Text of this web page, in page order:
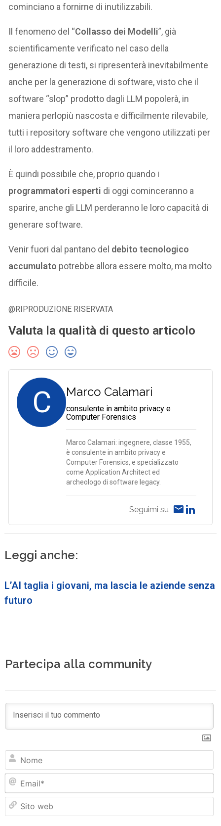
cominciano a fornirne di inutilizzabili.
Il fenomeno del “Collasso dei Modelli”, già
scientificamente verificato nel caso della
generazione di testi, si ripresenterà inevitabilmente
anche per la generazione di software, visto che il
software “slop” prodotto dagli LLM popolerà, in
maniera perlopiù nascosta e difficilmente rilevabile,
tutti i repository software che vengono utilizzati per
il loro addestramento.
È quindi possibile che, proprio quando i
programmatori esperti di oggi cominceranno a
sparire, anche gli LLM perderanno le loro capacità di
generare software.
Venir fuori dal pantano del debito tecnologico
accumulato potrebbe allora essere molto, ma molto
difficile.
@RIPRODUZIONE RISERVATA
Valuta la qualità di questo articolo
C Marco Calamari
consulente in ambito privacy e
Computer Forensics
Marco Calamari: ingegnere, classe 1955,
è consulente in ambito privacy e
Computer Forensics, e specializzato
come Application Architect ed
archeologo di software legacy.
Seguimi su
Leggi anche:
L’AI taglia i giovani, ma lascia le aziende senza
futuro
Partecipa alla community